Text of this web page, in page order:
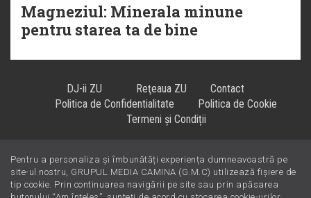
Magneziul: Minerala minune
pentru starea ta de bine
DJ-ii ZU Reţeaua ZU
Contact
Politica de Confidentialitate
Politica de Cookie
Termeni și Condiții
Hiturile se ascultă la !
Pentru a personaliza și îmbunătăți experiența dumneavoastră pe
site-ul nostru, GRUPUL MEDIA CAMINA (G.M.C) utilizează fișiere de
tip cookie. Prin continuarea navigării pe site sau prin apăsarea